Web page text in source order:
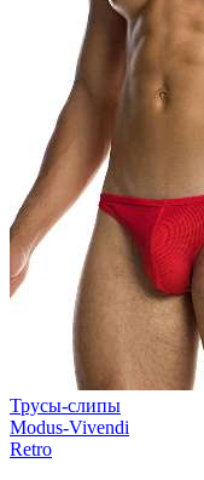
Трусы-слипы
Modus-Vivendi
Retro